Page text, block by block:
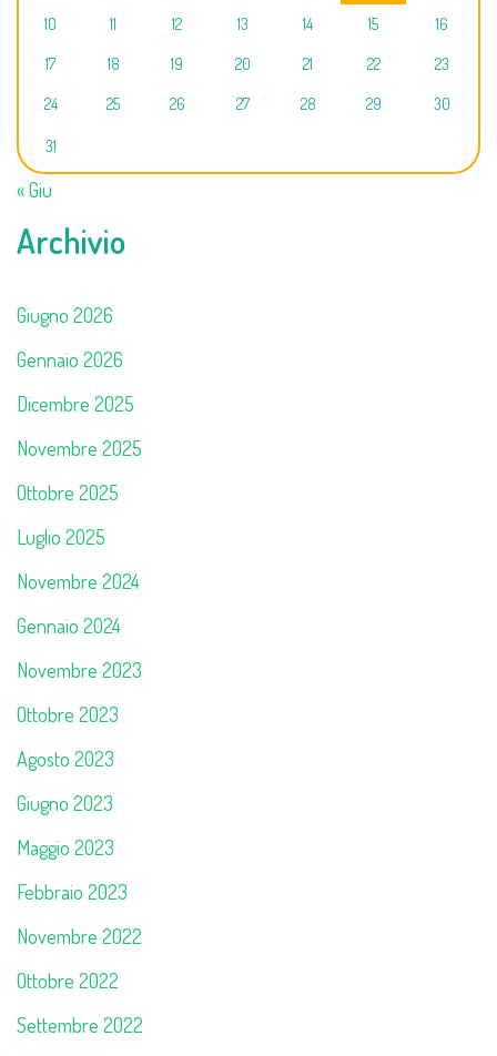
10 11 12 13 14 15 16
17 18 19 20 21 22 23
24 25 26 27 28 29 30
31
« Giu
Archivio
Giugno 2026
Gennaio 2026
Dicembre 2025
Novembre 2025
Ottobre 2025
Luglio 2025
Novembre 2024
Gennaio 2024
Novembre 2023
Ottobre 2023
Agosto 2023
Giugno 2023
Maggio 2023
Febbraio 2023
Novembre 2022
Ottobre 2022
Settembre 2022